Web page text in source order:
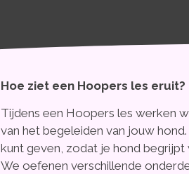
Hoe ziet een Hoopers les eruit?
Tijdens een Hoopers les werken
van het begeleiden van jouw
kunt geven, zodat je hond
We oefenen verschillende